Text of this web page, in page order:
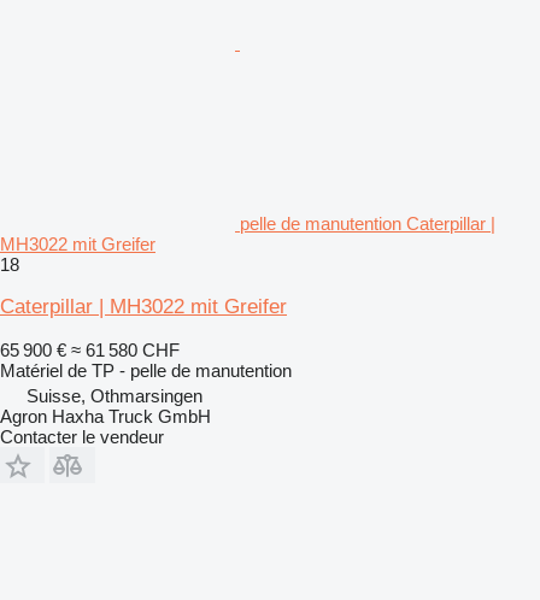
pelle de manutention Caterpillar |
MH3022 mit Greifer
18
Caterpillar | MH3022 mit Greifer
65 900 € ≈ 61 580 CHF
Matériel de TP - pelle de manutention
Suisse, Othmarsingen
Agron Haxha Truck GmbH
Contacter le vendeur